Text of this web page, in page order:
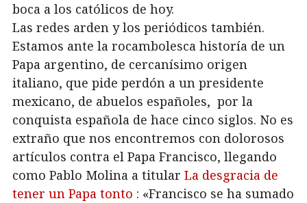
boca a los católicos de hoy.
Las redes arden y los periódicos también.
Estamos ante la rocambolesca historía de un
Papa argentino, de cercanísimo origen
italiano, que pide perdón a un presidente
mexicano, de abuelos españoles, por la
conquista española de hace cinco siglos. No es
extraño que nos encontremos con dolorosos
artículos contra el Papa Francisco, llegando
como Pablo Molina a titular La desgracia de
tener un Papa tonto : «Francisco se ha sumado